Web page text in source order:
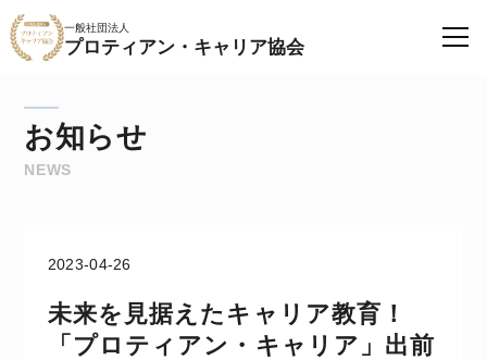
一般社団法人
プロティアン・キャリア協会
お知らせ
NEWS
2023-04-26
未来を見据えたキャリア教育！
「プロティアン・キャリア」出前